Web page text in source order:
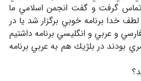
تماس گرفت و گفت انجمن اسلامي ما
خدا برنامه خوبي برگزار شد يا در
و عربي و انگليسي برنامه داشتيم
بودند در بلژيك هم به عربي برنامه